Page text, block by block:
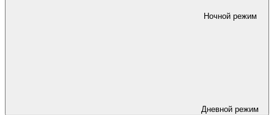
Ночной режим
Дневной режим